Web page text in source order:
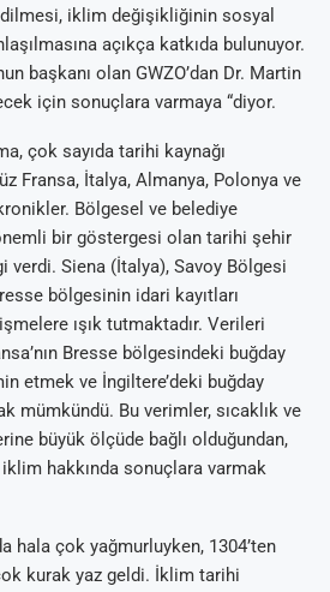
iklim değişikliğinin sosyal
açıkça katkıda bulunuyor.
başkanı olan GWZO’dan Dr. Martin
için sonuçlara varmaya “diyor.
çok sayıda tarihi kaynağı
Fransa, İtalya, Almanya, Polonya ve
Bölgesel ve belediye
bir göstergesi olan tarihi şehir
verdi. Siena (İtalya), Savoy Bölgesi
bölgesinin idari kayıtları
ışık tutmaktadır. Verileri
Bresse bölgesindeki buğday
etmek ve İngiltere’deki buğday
mümkündü. Bu verimler, sıcaklık ve
büyük ölçüde bağlı olduğundan,
hakkında sonuçlara varmak
hala çok yağmurluyken, 1304’ten
kurak yaz geldi. İklim tarihi